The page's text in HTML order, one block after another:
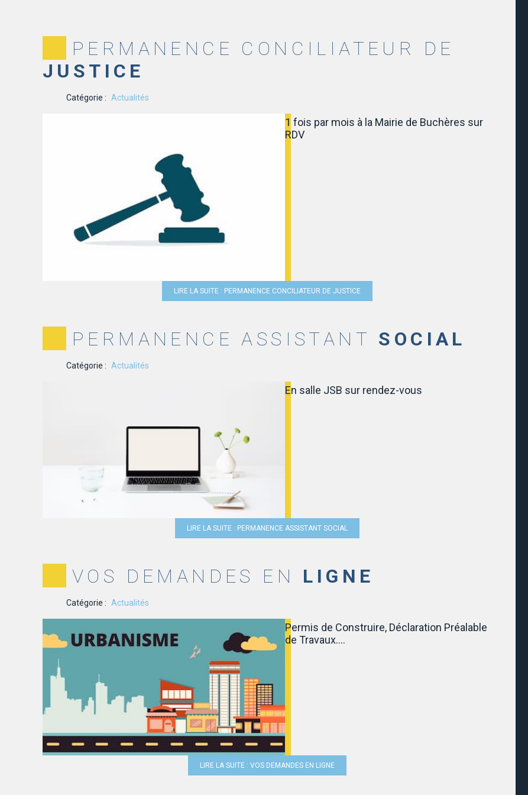
PERMANENCE CONCILIATEUR DE
JUSTICE
Catégorie : Actualités
1 fois par mois à la Mairie de Buchères sur
RDV
LIRE LA SUITE : PERMANENCE CONCILIATEUR DE JUSTICE
PERMANENCE ASSISTANT SOCIAL
Catégorie : Actualités
En salle JSB sur rendez-vous
LIRE LA SUITE : PERMANENCE ASSISTANT SOCIAL
VOS DEMANDES EN LIGNE
Catégorie : Actualités
Permis de Construire, Déclaration Préalable
de Travaux....
LIRE LA SUITE : VOS DEMANDES EN LIGNE